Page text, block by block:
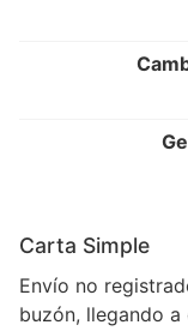
Carta Simple
Envío no
buzón, llegando